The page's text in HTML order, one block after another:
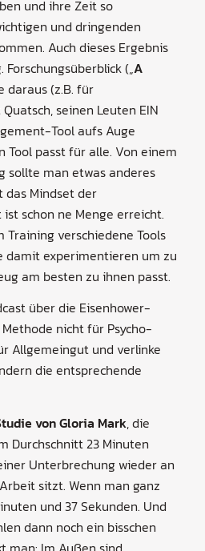
und ihre Zeit so
und dringenden
Auch dieses Ergebnis
(„A
daraus (z.B. für
seinen Leuten EIN
Tool aufs Auge
Tool passt für alle. Von einem
sollte man etwas anderes
das Mindset der
schon ne Menge erreicht.
verschiedene Tools
damit experimentieren um zu
am besten zu ihnen passt.
über die Eisenhower-
nicht für Psycho-
Allgemeingut und verlinke
die entsprechende
von Gloria Mark, die
Durchschnitt 23 Minuten
Unterbrechung wieder an
sitzt. Wenn man ganz
und 37 Sekunden. Und
dann noch ein bisschen